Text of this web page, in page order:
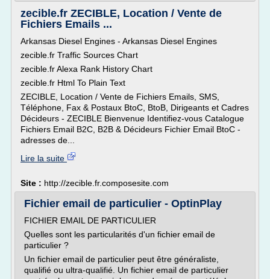
zecible.fr ZECIBLE, Location / Vente de
Fichiers Emails ...
Arkansas Diesel Engines - Arkansas Diesel Engines
zecible.fr Traffic Sources Chart
zecible.fr Alexa Rank History Chart
zecible.fr Html To Plain Text
ZECIBLE, Location / Vente de Fichiers Emails, SMS,
Téléphone, Fax & Postaux BtoC, BtoB, Dirigeants et Cadres
Décideurs - ZECIBLE Bienvenue Identifiez-vous Catalogue
Fichiers Email B2C, B2B & Décideurs Fichier Email BtoC -
adresses de...
Lire la suite
Site : http://zecible.fr.composesite.com
Fichier email de particulier - OptinPlay
FICHIER EMAIL DE PARTICULIER
Quelles sont les particularités d'un fichier email de
particulier ?
Un fichier email de particulier peut être généraliste,
qualifié ou ultra-qualifié. Un fichier email de particulier